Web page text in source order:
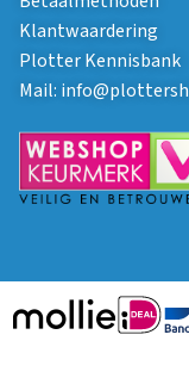
Klantwaardering
Plotter Kennisbank
Mail: